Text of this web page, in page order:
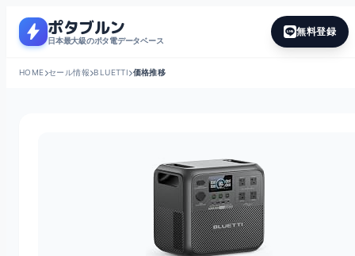
bolt ポタブルン
日本最大級のポタ電データベース
無料登録
HOME セール情報 BLUETTI 価格推移